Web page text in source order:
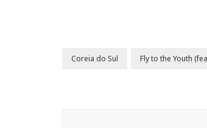
Coreia do Sul Fly to the Youth